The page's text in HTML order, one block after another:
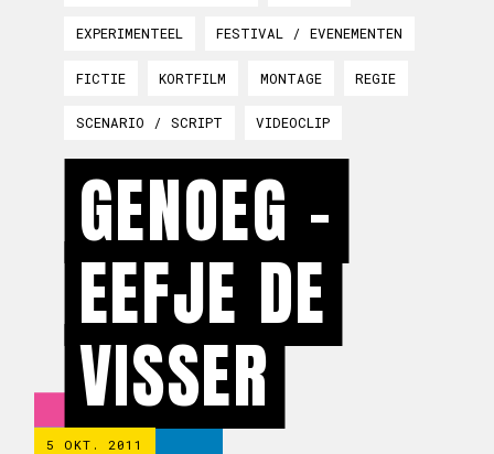
EXPERIMENTEEL FESTIVAL / EVENEMENTEN
FICTIE KORTFILM MONTAGE REGIE
SCENARIO / SCRIPT VIDEOCLIP
GENOEG -
EEFJE DE
VISSER
5 OKT. 2011